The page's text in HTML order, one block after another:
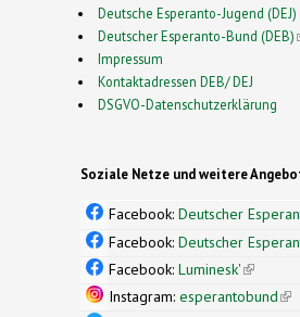
Deutsche Esperanto-Jugend (DEJ)
Deutscher Esperanto-Bund (DEB)
Impressum
Kontaktadressen DEB/ DEJ
DSGVO-Datenschutzerklärung
Soziale Netze und weitere
Facebook: Deutscher
Facebook: Deutscher
Facebook: Luminesk'(link is
Instagram: esperantobund